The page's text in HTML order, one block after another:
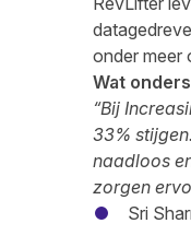
onder meer
Wat
“Bij
33%
naadloos
zorgen
Sri